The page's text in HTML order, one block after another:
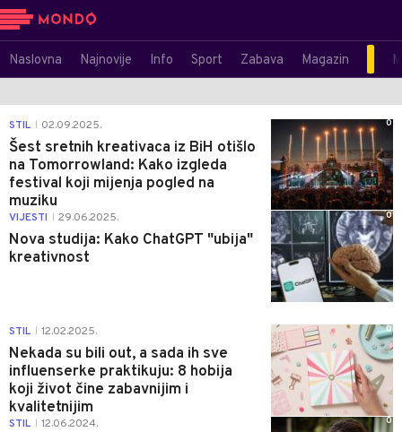
Naslovna Najnovije Info Sport Zabava Magazin
STIL 02.09.2025.
Šest sretnih kreativaca iz BiH otišlo
na Tomorrowland: Kako izgleda
festival koji mijenja pogled na
muziku
0
VIJESTI 29.06.2025.
Nova studija: Kako ChatGPT "ubija"
kreativnost
0
STIL 12.02.2025.
Nekada su bili out, a sada ih sve
influenserke praktikuju: 8 hobija
koji život čine zabavnijim i
kvalitetnijim
0
STIL 12.06.2024. 0